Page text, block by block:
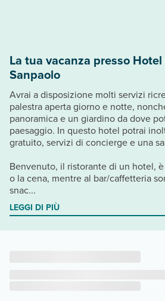
La tua vacanza presso
Sanpaolo
Avrai a disposizione molti servizi
palestra aperta giorno e notte,
panoramica e un giardino da dove
paesaggio. In questo hotel potrai
gratuito, servizi di concierge e una
Benvenuto, il ristorante di un hotel,
o la cena, mentre al bar/caffetteria
snac...
LEGGI DI PIÙ